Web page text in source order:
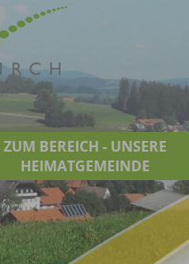
ZUM BEREICH - UNSERE
HEIMATGEMEINDE